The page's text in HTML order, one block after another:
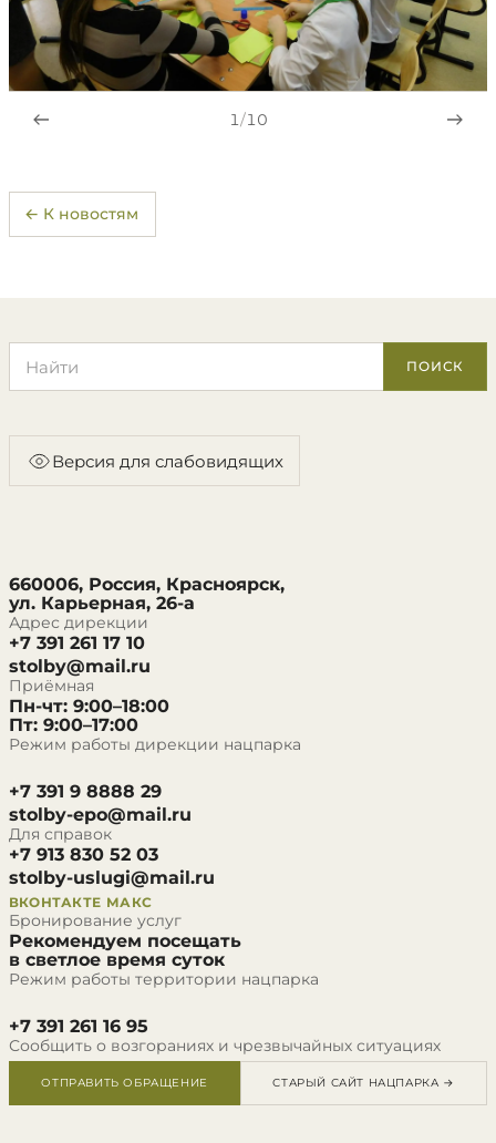
1/10
← К новостям
ПОИСК
Версия для слабовидящих
660006, Россия, Красноярск,
ул. Карьерная, 26-а
Адрес дирекции
+7 391 261 17 10
stolby@mail.ru
Приёмная
Пн-чт: 9:00–18:00
Пт: 9:00–17:00
Режим работы дирекции нацпарка
+7 391 9 8888 29
stolby-epo@mail.ru
Для справок
+7 913 830 52 03
stolby-uslugi@mail.ru
ВКОНТАКТЕ МАКС
Бронирование услуг
Рекомендуем посещать
в светлое время суток
Режим работы территории нацпарка
+7 391 261 16 95
Сообщить о возгораниях и чрезвычайных ситуациях
ОТПРАВИТЬ ОБРАЩЕНИЕ СТАРЫЙ САЙТ НАЦПАРКА →